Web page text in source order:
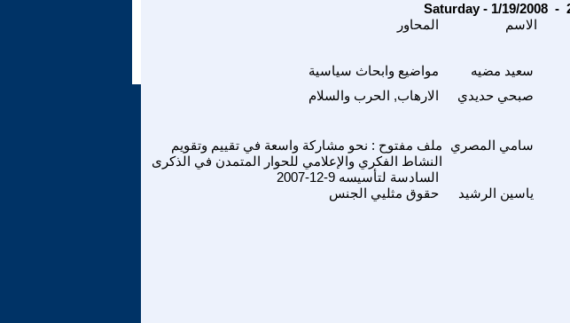
الاسم
مواضيع وابحاث سياسية سعيد مضيه
الارهاب, الحرب والسلام
صبحي حديدي
ملف مفتوح : نحو مشاركة واسعة في تقييم وتقويم
النشاط الفكري والإعلامي للحوار المتمدن في الذكرى
السادسة لتأسيسه 9-12-2007
سامي المصري
حقوق مثليي الجنس ياسين الرشيد